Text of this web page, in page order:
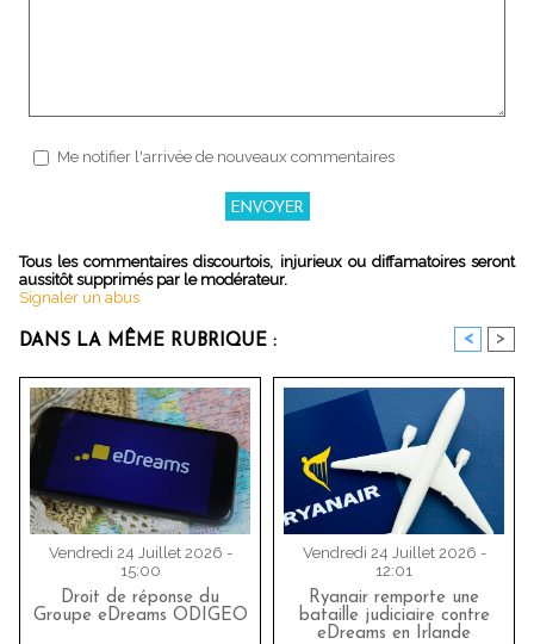
Me notifier l'arrivée de nouveaux commentaires
Tous les commentaires discourtois, injurieux ou diffamatoires seront
aussitôt supprimés par le modérateur.
Signaler un abus
DANS LA MÊME RUBRIQUE : < >
Vendredi 24 Juillet 2026 -
15:00
Droit de réponse du
Groupe eDreams ODIGEO
Vendredi 24 Juillet 2026 -
12:01
Ryanair remporte une
bataille judiciaire contre
eDreams en Irlande